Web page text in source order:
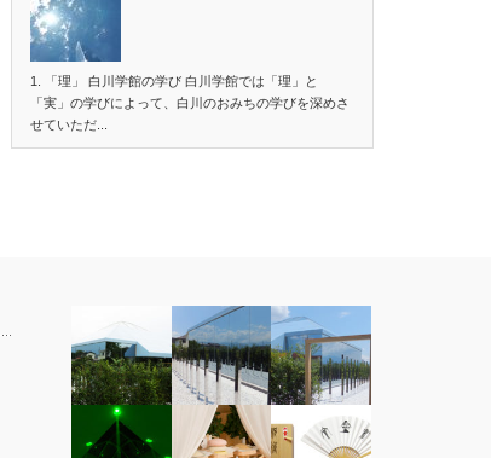
1. 「理」 白川学館の学び 白川学館では「理」と
「実」の学びによって、白川のおみちの学びを深めさ
せていただ...